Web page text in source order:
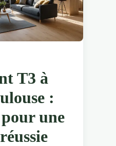
T3 à
:
une